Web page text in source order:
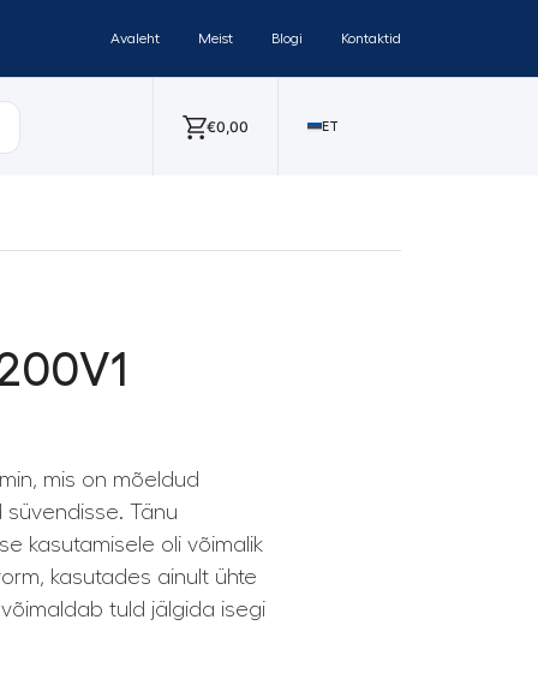
Avaleht Meist Blogi Kontaktid
€0,00 ET
mis on mõeldud
Tänu
kasutamisele oli võimalik
kasutades ainult ühte
tuld jälgida isegi